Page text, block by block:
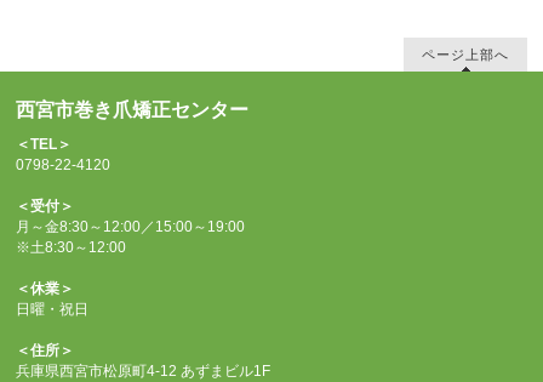
ページ上部へ
西宮市巻き爪矯正センター
＜TEL＞
0798-22-4120
＜受付＞
月～金8:30～12:00／15:00～19:00
※土8:30～12:00
＜休業＞
日曜・祝日
＜住所＞
兵庫県西宮市松原町4-12 あずまビル1F